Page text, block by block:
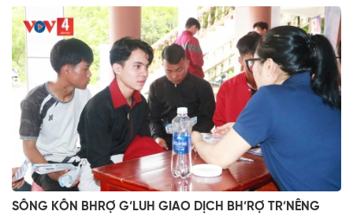
SÔNG KÔN BHRỢ G’LUH GIAO DỊCH BH’RỢ TR’NÊNG